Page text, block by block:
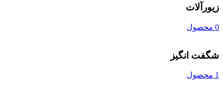
زیورآلات
0 محصول
شگفت انگیز
1 محصول